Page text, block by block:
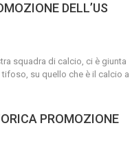
DELL’US
squadra di calcio, ci è giunta
su quello che è il calcio a
PROMOZIONE